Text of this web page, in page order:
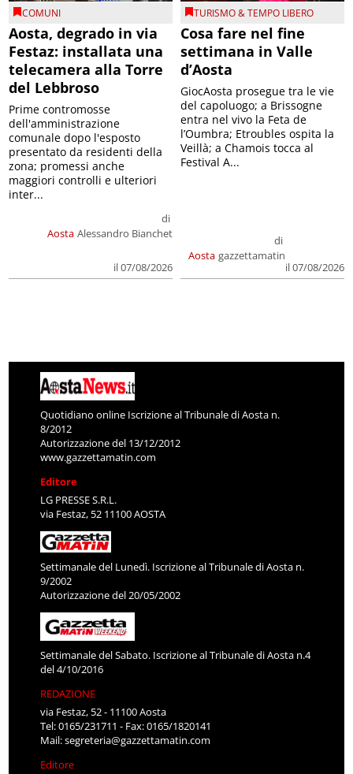
COMUNI
Aosta, degrado in via
Festaz: installata una
telecamera alla Torre
del Lebbroso
Aosta
di
Alessandro Bianchet
il 07/08/2026
Prime contromosse
dell'amministrazione
comunale dopo l'esposto
presentato da residenti della
zona; promessi anche
maggiori controlli e ulteriori
inter...
TURISMO & TEMPO LIBERO
Cosa fare nel fine
settimana in Valle
d’Aosta
Aosta
di
gazzettamatin
il 07/08/2026
GiocAosta prosegue tra le vie
del capoluogo; a Brissogne
entra nel vivo la Feta de
l’Oumbra; Etroubles ospita la
Veillà; a Chamois tocca al
Festival A...
Quotidiano online Iscrizione al Tribunale di Aosta n.
8/2012
Autorizzazione del 13/12/2012
www.gazzettamatin.com
Editore
LG PRESSE S.R.L.
via Festaz, 52 11100 AOSTA
Settimanale del Lunedì. Iscrizione al Tribunale di Aosta n.
9/2002
Autorizzazione del 20/05/2002
Settimanale del Sabato. Iscrizione al Tribunale di Aosta n.4
del 4/10/2016
REDAZIONE
via Festaz, 52 - 11100 Aosta
Tel: 0165/231711 - Fax: 0165/1820141
Mail:segreteria@gazzettamatin.com
Editore